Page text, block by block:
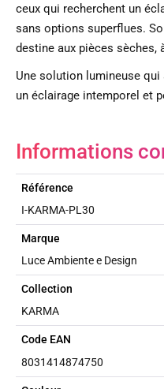
ceux qui recherchent un
sans options superflues.
destine aux pièces sèches,
Une solution lumineuse qui
un éclairage intemporel et
Informations
Référence
I-KARMA-PL30
Marque
Luce Ambiente e Design
Collection
KARMA
Code EAN
8031414874750